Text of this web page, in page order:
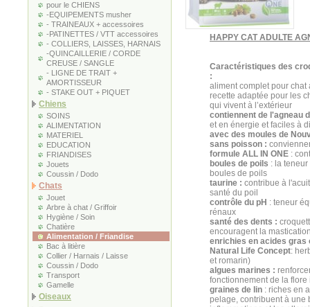
pour le CHIENS
-EQUIPEMENTS musher
- TRAINEAUX + accessoires
-PATINETTES / VTT accessoires
- COLLIERS, LAISSES, HARNAIS
-QUINCAILLERIE / CORDE
CREUSE / SANGLE
- LIGNE DE TRAIT +
AMORTISSEUR
- STAKE OUT + PIQUET
Chiens
SOINS
ALIMENTATION
MATERIEL
EDUCATION
FRIANDISES
Jouets
Coussin / Dodo
Chats
Jouet
Arbre à chat / Griffoir
Hygiène / Soin
Chatière
Alimentation / Friandise
Bac à litière
Collier / Harnais / Laisse
Coussin / Dodo
Transport
Gamelle
Oiseaux
HAPPY CAT ADULTE
Caractéristiques des
:
aliment complet pour chat
recette adaptée pour les
qui vivent à l’extérieur
contiennent de l'agneau
et en énergie et faciles à
avec des moules de
sans poisson :
formule ALL IN ONE :
boules de poils : la
boules de poils
taurine : contribue à
santé du poil
contrôle du pH : teneur
rénaux
santé des dents :
encouragent la
enrichies en acides gras
Natural Life Concept:
et romarin)
algues marines :
fonctionnement de la
graines de lin : riches en
pelage, contribuent à une